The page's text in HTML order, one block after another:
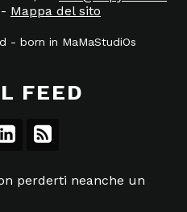
- Mappa del sito
- born in MaMaStudiOs
FEED
perderti neanche un